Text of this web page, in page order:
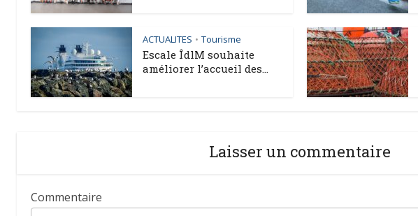
ACTUALITES • Tourisme
Escale ÎdlM souhaite
améliorer l’accueil des...
Laisser un commentaire
Commentaire